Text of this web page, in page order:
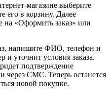
магазине выберите
его в корзину. Далее
на «Оформить заказ» или
напишите ФИО, телефон и
и уточнит условия заказа.
подтверждение
через СМС. Теперь останется
новой покупке.